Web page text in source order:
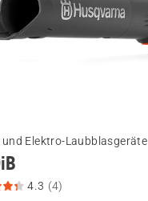
und Elektro-Laubblasgeräte
4.3 (4)